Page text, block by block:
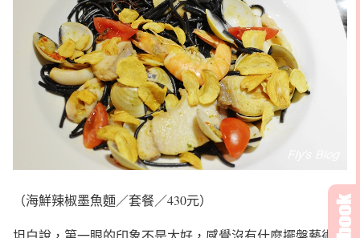
（海鮮辣椒墨魚麵／套餐／430元）